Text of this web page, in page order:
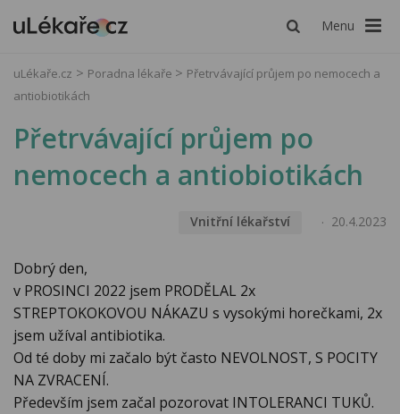
Menu
uLékaře.cz Poradna lékaře
Přetrvávající průjem po nemocech a
antiobiotikách
Přetrvávající průjem po
nemocech a antiobiotikách
Vnitřní lékařství 20.4.2023
Dobrý den,
v PROSINCI 2022 jsem PRODĚLAL 2x
STREPTOKOKOVOU NÁKAZU s vysokými horečkami, 2x
jsem užíval antibiotika.
Od té doby mi začalo být často NEVOLNOST, S POCITY
NA ZVRACENÍ.
Především jsem začal pozorovat INTOLERANCI TUKŮ.